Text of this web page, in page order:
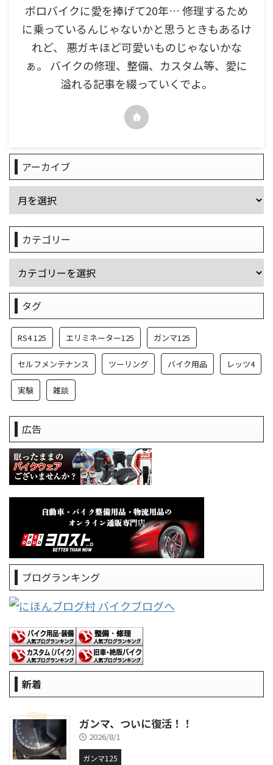
ボロバイクに愛を捧げて20年… 修理するため
に乗っているんじゃないかと思うときもあるけ
れど、 悪ガキほど可愛いものじゃないかな
ぁ。 バイクの修理、整備、カスタム等、愛に
溢れる記事を綴っていくでよ。
アーカイブ
カテゴリー
タグ
RS4 125 エリミネーター125 ガンマ125
セルフメンテナンス ツーリング バイク用品 レッツ4
実験 雑談
広告
ブログランキング
新着
ガンマ、ついに復活！！
2026/8/1
ガンマ125